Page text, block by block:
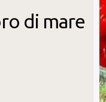
di mare